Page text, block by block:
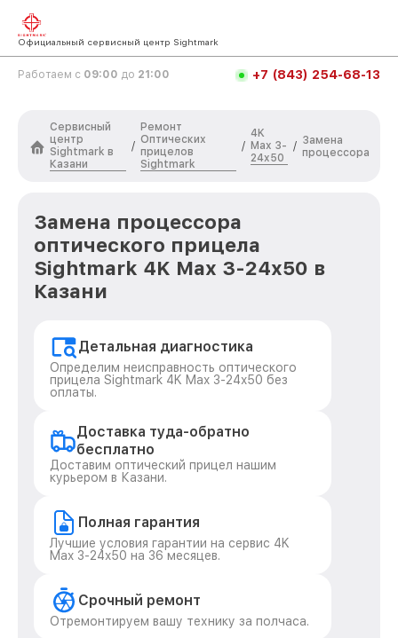
Официальный сервисный центр Sightmark
Работаем с 09:00 до 21:00 +7 (843) 254-68-13
Сервисный
центр
Sightmark в
Казани
/
Ремонт
Оптических
прицелов
Sightmark
/
4K
Max 3-
24x50
/ Замена
процессора
Замена процессора
оптического прицела
Sightmark 4K Max 3-24x50 в
Казани
Детальная диагностика
Определим неисправность оптического
прицела Sightmark 4K Max 3-24x50 без
оплаты.
Доставка туда-обратно
бесплатно
Доставим оптический прицел нашим
курьером в Казани.
Полная гарантия
Лучшие условия гарантии на сервис 4K
Max 3-24x50 на 36 месяцев.
Срочный ремонт
Отремонтируем вашу технику за полчаса.